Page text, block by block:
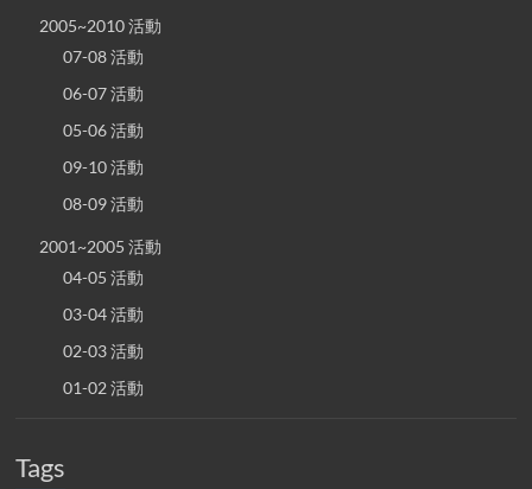
2005~2010 活動
07-08 活動
06-07 活動
05-06 活動
09-10 活動
08-09 活動
2001~2005 活動
04-05 活動
03-04 活動
02-03 活動
01-02 活動
Tags